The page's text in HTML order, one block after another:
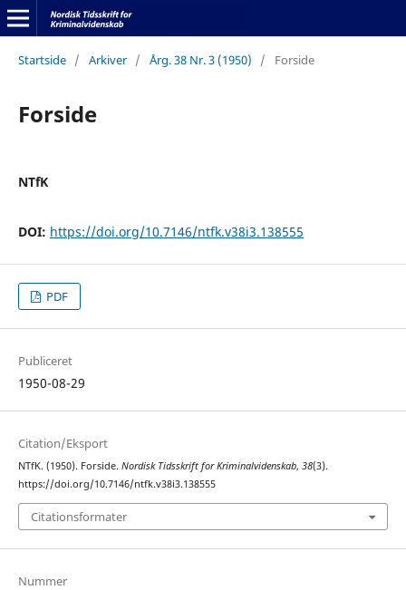
Startside / Arkiver / Årg. 38 Nr. 3 (1950) / Forside
Forside
NTfK
DOI: https://doi.org/10.7146/ntfk.v38i3.138555
PDF
Publiceret
1950-08-29
Citation/Eksport
NTfK. (1950). Forside. Nordisk Tidsskrift for Kriminalvidenskab, 38(3).
https://doi.org/10.7146/ntfk.v38i3.138555
Citationsformater
Nummer